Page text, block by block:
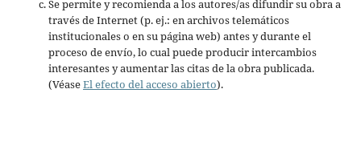
Se permite y recomienda a los autores/as difundir su obra a
través de Internet (p. ej.: en archivos telemáticos
institucionales o en su página web) antes y durante el
proceso de envío, lo cual puede producir intercambios
interesantes y aumentar las citas de la obra publicada.
(VéaseEl efecto del acceso abierto).